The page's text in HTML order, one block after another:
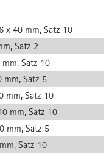
x 40 mm, Satz 10
Satz 2
Satz 10
mm, Satz 5
mm, Satz 10
mm, Satz 10
mm, Satz 5
Satz 10